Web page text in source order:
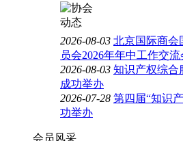
2026-08-03 北京国际商会
员会2026年年中工作交
2026-08-03 知识产权综合
成功举办
2026-07-28 第四届“知识
功举办
会员风采